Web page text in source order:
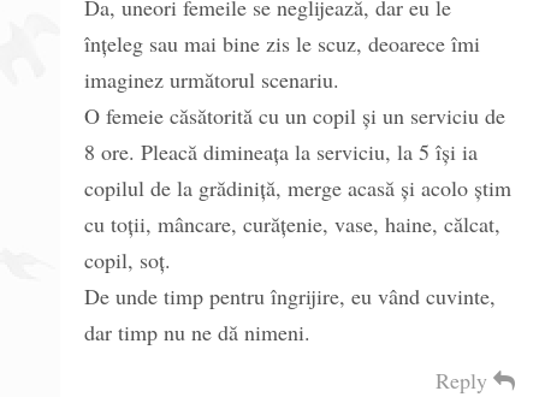
Da, uneori femeile se neglijează, dar eu le
înțeleg sau mai bine zis le scuz, deoarece îmi
imaginez următorul scenariu.
O femeie căsătorită cu un copil și un serviciu de
8 ore. Pleacă dimineața la serviciu, la 5 își ia
copilul de la grădiniță, merge acasă și acolo știm
cu toții, mâncare, curățenie, vase, haine, călcat,
copil, soț.
De unde timp pentru îngrijire, eu vând cuvinte,
dar timp nu ne dă nimeni.
Reply